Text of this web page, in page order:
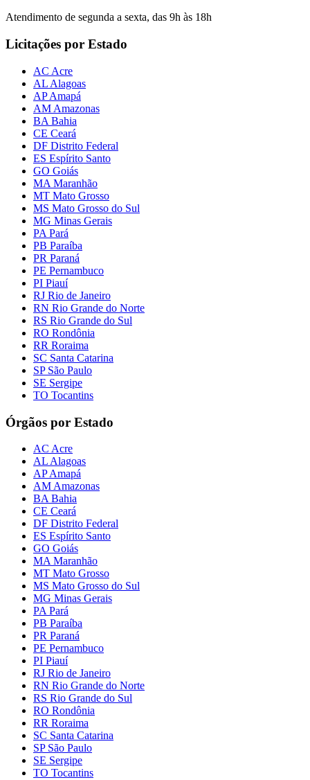
Atendimento de segunda a sexta, das 9h às 18h
Licitações por Estado
AC Acre
AL Alagoas
AP Amapá
AM Amazonas
BA Bahia
CE Ceará
DF Distrito Federal
ES Espírito Santo
GO Goiás
MA Maranhão
MT Mato Grosso
MS Mato Grosso do Sul
MG Minas Gerais
PA Pará
PB Paraíba
PR Paraná
PE Pernambuco
PI Piauí
RJ Rio de Janeiro
RN Rio Grande do Norte
RS Rio Grande do Sul
RO Rondônia
RR Roraima
SC Santa Catarina
SP São Paulo
SE Sergipe
TO Tocantins
Órgãos por Estado
AC Acre
AL Alagoas
AP Amapá
AM Amazonas
BA Bahia
CE Ceará
DF Distrito Federal
ES Espírito Santo
GO Goiás
MA Maranhão
MT Mato Grosso
MS Mato Grosso do Sul
MG Minas Gerais
PA Pará
PB Paraíba
PR Paraná
PE Pernambuco
PI Piauí
RJ Rio de Janeiro
RN Rio Grande do Norte
RS Rio Grande do Sul
RO Rondônia
RR Roraima
SC Santa Catarina
SP São Paulo
SE Sergipe
TO Tocantins